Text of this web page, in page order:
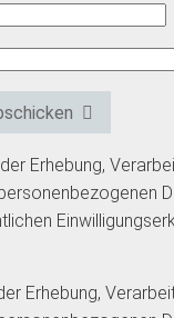
Erhebung,
Erhebung,